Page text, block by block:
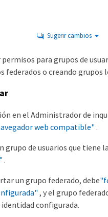
Sugerir cambios
para grupos de
federados o creando grupos
en el Administrador de
web compatible" .
grupo de usuarios que tiene la
.
un grupo federado, debe
, y el grupo
configurada.